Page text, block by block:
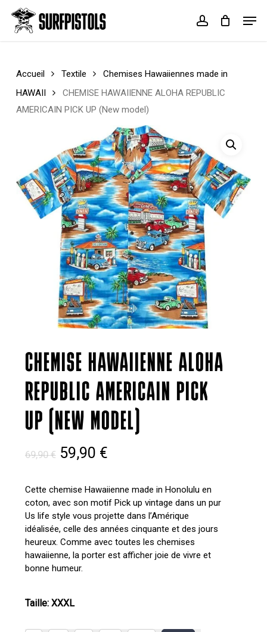
main
account
Cart Close
Accueil Textile
Chemises Hawaiiennes made in
HAWAII
CHEMISE HAWAIIENNE ALOHA REPUBLIC
AMERICAIN PICK UP (New model)
CHEMISE HAWAIIENNE ALOHA
REPUBLIC AMERICAIN PICK
UP (NEW MODEL)
69,90€ Le
initial
était :
69,90 €.
59,90 €Le
actuel
est :
59,90 €.
Cette chemise Hawaiienne made in Honolulu en
coton, avec son motif Pick up vintage dans un pur
Us life style vous projette dans l’Amérique
idéalisée, celle des années cinquante et des jours
heureux. Comme avec toutes les chemises
hawaiienne, la porter est afficher joie de vivre et
bonne humeur.
Taille: XXXL